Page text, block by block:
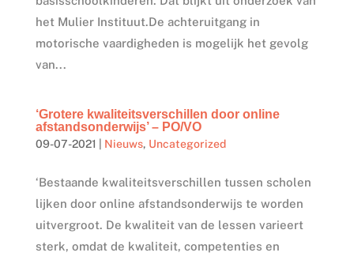
het Mulier Instituut.De achteruitgang in
motorische vaardigheden is mogelijk het gevolg
van...
‘Grotere kwaliteitsverschillen door online
afstandsonderwijs’ – PO/VO
09-07-2021 Nieuws, Uncategorized
‘Bestaande kwaliteitsverschillen tussen scholen
lijken door online afstandsonderwijs te worden
uitvergroot. De kwaliteit van de lessen varieert
sterk, omdat de kwaliteit, competenties en